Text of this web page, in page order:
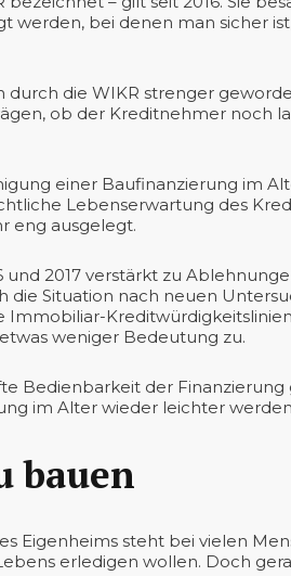
bei denen man sicher ist,
durch die WIKR strenger
ob der Kreditnehmer noch
einer Baufinanzierung im
Lebenserwartung des
eng ausgelegt.
und 2017 verstärkt zu
die Situation nach neuen
Immobiliar-
weniger Bedeutung zu.
Bedienbarkeit der Finanzierung
im Alter wieder leichter
bauen
Eigenheims steht bei vielen
erledigen wollen. Doch